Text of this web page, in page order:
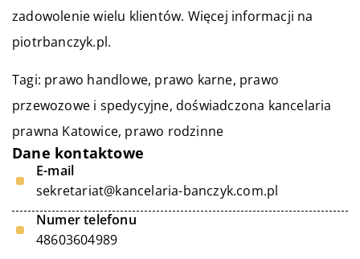
zadowolenie wielu klientów. Więcej informacji na
piotrbanczyk.pl.
Tagi: prawo handlowe, prawo karne, prawo
przewozowe i spedycyjne, doświadczona kancelaria
prawna Katowice, prawo rodzinne
Dane kontaktowe
E-mail
sekretariat@kancelaria-banczyk.com.pl
Numer telefonu
48603604989